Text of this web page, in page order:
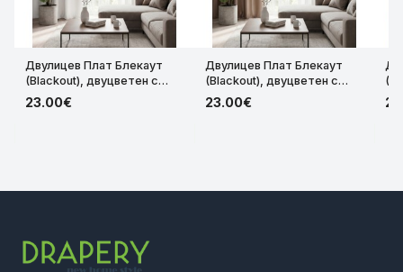
Двулицев Плат Блекаут
(Blackout), двуцветен с
леко лъскав ефект за
затъмняващи завеси с
23.00€
Двулицев Плат Блекаут
(Blackout), двуцветен с
леко лъскав ефект за
затъмняващи завеси с
23.00€